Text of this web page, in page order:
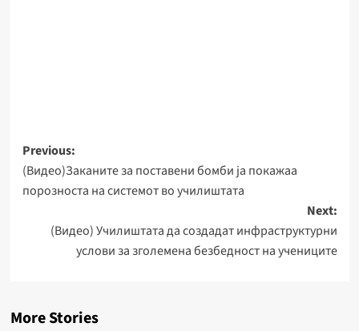
Post
navigation
Previous:
(Видео)Заканите за поставени бомби ја покажаа
порозноста на системот во училиштата
Next:
(Видео) Училиштата да создадат инфраструктурни
услови за зголемена безбедност на учениците
More Stories